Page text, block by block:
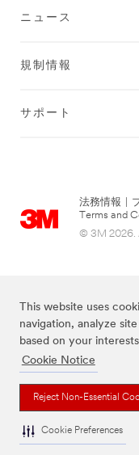
This website uses
navigation, analyze
based on your
Cookie Notice
Reject Non-Essential
Cookie Preferences
ニュース
規制情報
サポート
法務情報
Terms and
© 3M 2026.
当サイト上に掲載